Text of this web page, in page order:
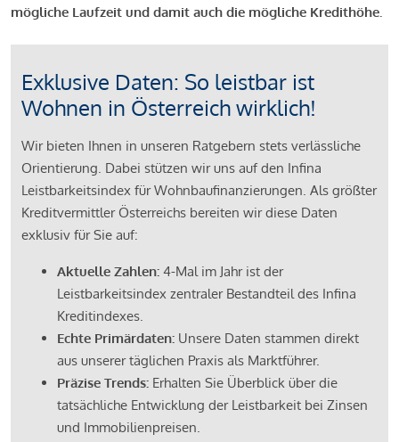
mögliche Laufzeit und damit auch die mögliche Kredithöhe.
Exklusive Daten: So leistbar ist
Wohnen in Österreich wirklich!
Wir bieten Ihnen in unseren Ratgebern stets verlässliche
Orientierung. Dabei stützen wir uns auf den Infina
Leistbarkeitsindex für Wohnbaufinanzierungen. Als größter
Kreditvermittler Österreichs bereiten wir diese Daten
exklusiv für Sie auf:
Aktuelle Zahlen: 4-Mal im Jahr ist der
Leistbarkeitsindex zentraler Bestandteil des Infina
Kreditindexes.
Echte Primärdaten: Unsere Daten stammen direkt
aus unserer täglichen Praxis als Marktführer.
Präzise Trends: Erhalten Sie Überblick über die
tatsächliche Entwicklung der Leistbarkeit bei Zinsen
und Immobilienpreisen.